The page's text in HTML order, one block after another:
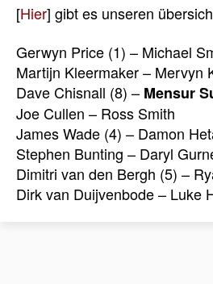
[Hier] gibt es unseren
Gerwyn Price (1) – Michael
Martijn Kleermaker – Mervyn
Dave Chisnall (8) – Mensur
Joe Cullen – Ross Smith
James Wade (4) – Damon
Stephen Bunting – Daryl
Dimitri van den Bergh (5) –
Dirk van Duijvenbode – Luke